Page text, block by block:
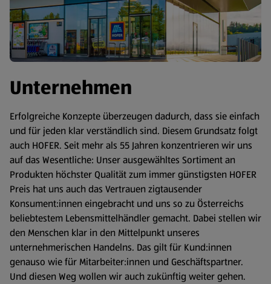
Unternehmen
Erfolgreiche Konzepte überzeugen dadurch, dass sie einfach
und für jeden klar verständlich sind. Diesem Grundsatz folgt
auch HOFER. Seit mehr als 55 Jahren konzentrieren wir uns
auf das Wesentliche: Unser ausgewähltes Sortiment an
Produkten höchster Qualität zum immer günstigsten HOFER
Preis hat uns auch das Vertrauen zigtausender
Konsument:innen eingebracht und uns so zu Österreichs
beliebtestem Lebensmittelhändler gemacht. Dabei stellen wir
den Menschen klar in den Mittelpunkt unseres
unternehmerischen Handelns. Das gilt für Kund:innen
genauso wie für Mitarbeiter:innen und Geschäftspartner.
Und diesen Weg wollen wir auch zukünftig weiter gehen.